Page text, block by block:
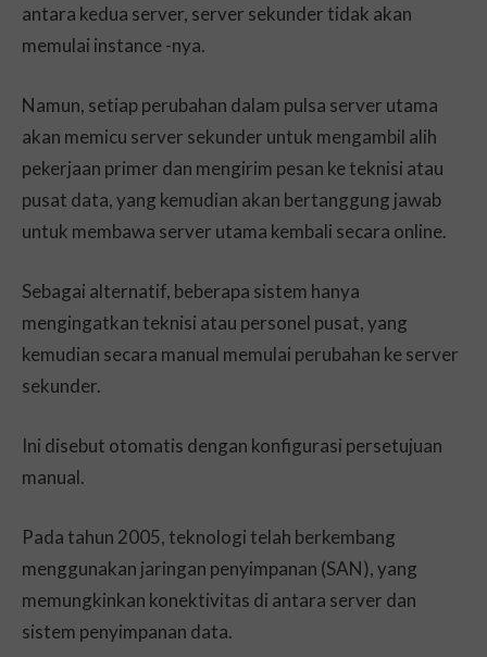
antara kedua server, server sekunder tidak akan
memulai instance -nya.
Namun, setiap perubahan dalam pulsa server utama
akan memicu server sekunder untuk mengambil alih
pekerjaan primer dan mengirim pesan ke teknisi atau
pusat data, yang kemudian akan bertanggung jawab
untuk membawa server utama kembali secara online.
Sebagai alternatif, beberapa sistem hanya
mengingatkan teknisi atau personel pusat, yang
kemudian secara manual memulai perubahan ke server
sekunder.
Ini disebut otomatis dengan konfigurasi persetujuan
manual.
Pada tahun 2005, teknologi telah berkembang
menggunakan jaringan penyimpanan (SAN), yang
memungkinkan konektivitas di antara server dan
sistem penyimpanan data.